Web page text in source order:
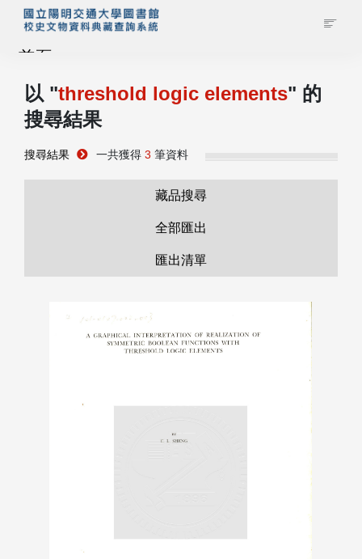
首頁
藏品查詢
校史館簡介
管理者登入
以 "threshold logic elements" 的
搜尋結果
搜尋結果 一共獲得 3 筆資料
藏品搜尋
全部匯出
匯出清單